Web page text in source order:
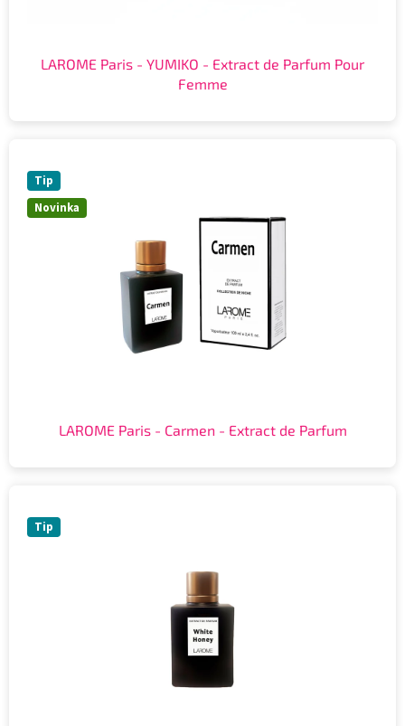
LAROME Paris - YUMIKO - Extract de Parfum Pour
Femme
Novinka
Tip
LAROME Paris - Carmen - Extract de Parfum
Tip